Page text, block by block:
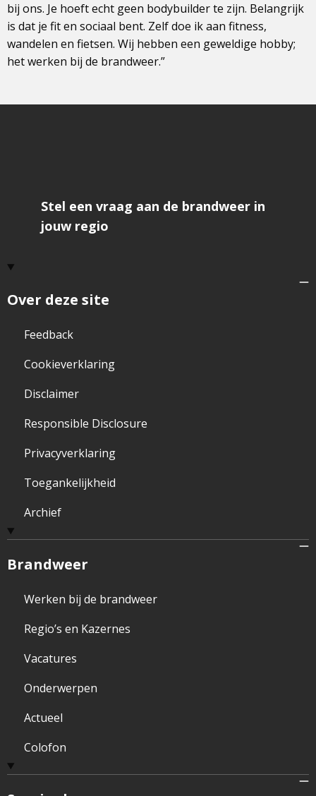
bij ons. Je hoeft echt geen bodybuilder te zijn. Belangrijk
is dat je fit en sociaal bent. Zelf doe ik aan fitness,
wandelen en fietsen. Wij hebben een geweldige hobby;
het werken bij de brandweer.”
Over deze site
Feedback
Cookieverklaring
Disclaimer
Responsible Disclosure
Privacyverklaring
Toegankelijkheid
Archief
Brandweer
Werken bij de brandweer
Regio’s en Kazernes
Vacatures
Onderwerpen
Actueel
Colofon
Stel een vraag aan de brandweer in
jouw regio